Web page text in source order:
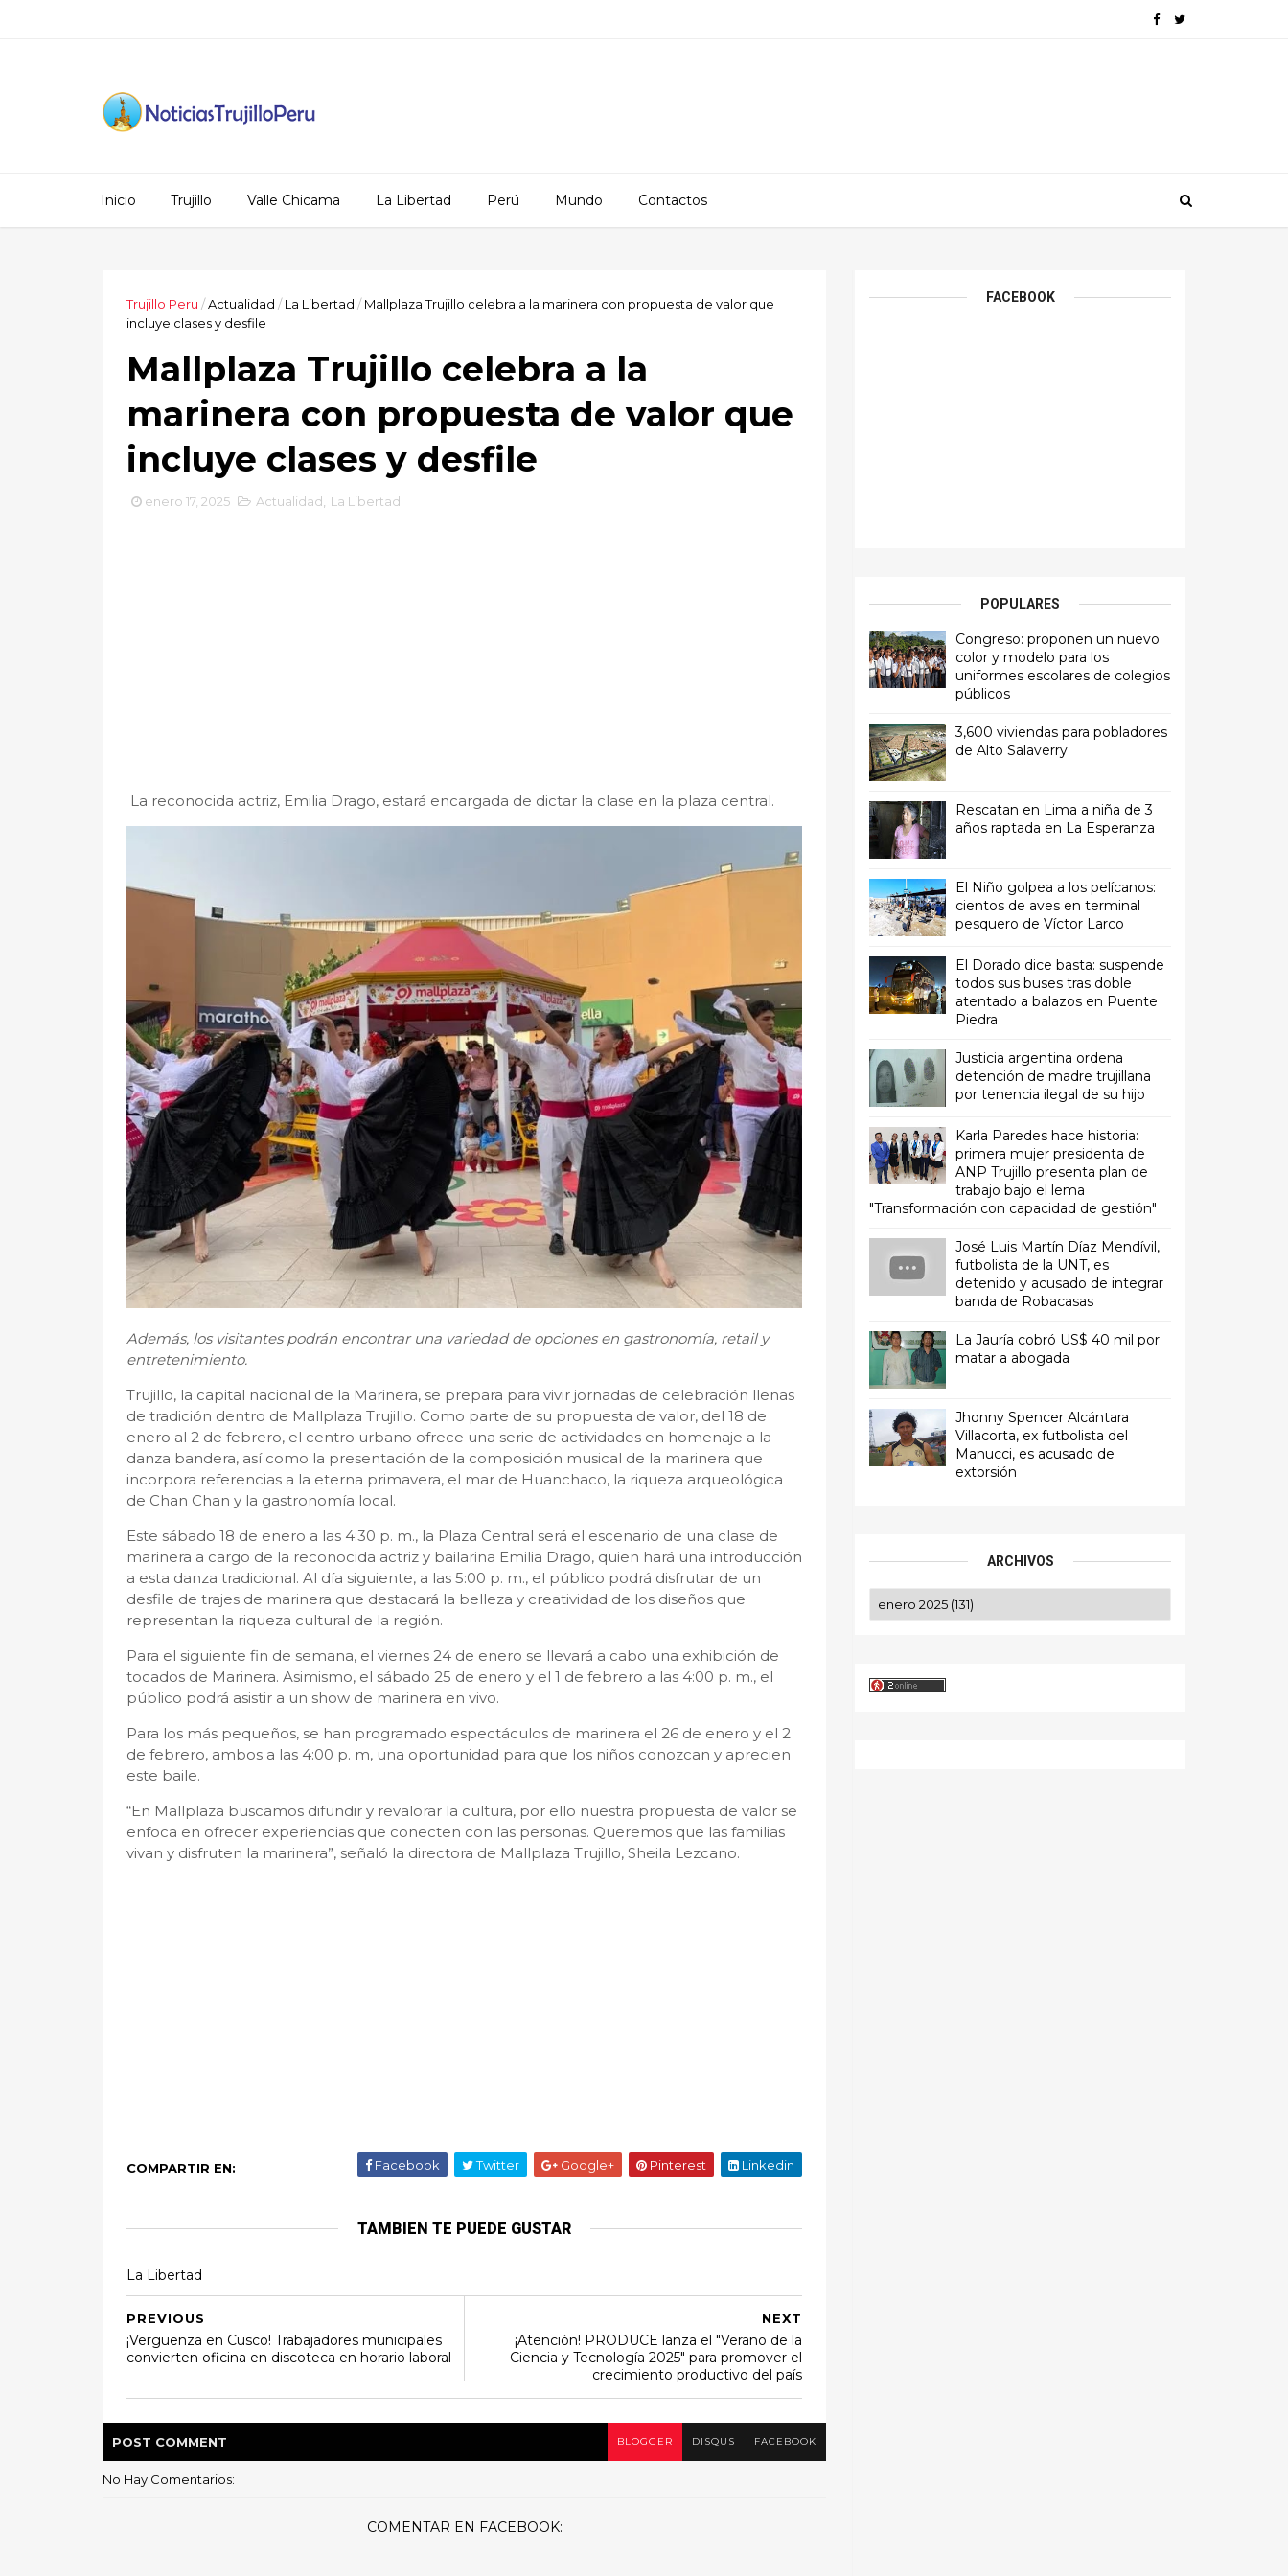
Inicio Trujillo Valle Chicama La Libertad Perú Mundo Contactos
Trujillo Peru /Actualidad / La Libertad / Mallplaza Trujillo celebra a la marinera con propuesta de valor que
incluye clases y desfile
Mallplaza Trujillo celebra a la
marinera con propuesta de valor que
incluye clases y desfile
enero 17, 2025 Actualidad La Libertad
La reconocida actriz, Emilia Drago, estará encargada de dictar la clase en la plaza central.
Además, los visitantes podrán encontrar una variedad de opciones en gastronomía, retail y
entretenimiento.
Trujillo, la capital nacional de la Marinera, se prepara para vivir jornadas de celebración llenas
de tradición dentro de Mallplaza Trujillo. Como parte de su propuesta de valor, del 18 de
enero al 2 de febrero, el centro urbano ofrece una serie de actividades en homenaje a la
danza bandera, así como la presentación de la composición musical de la marinera que
incorpora referencias a la eterna primavera, el mar de Huanchaco, la riqueza arqueológica
de Chan Chan y la gastronomía local.
Este sábado 18 de enero a las 4:30 p. m., la Plaza Central será el escenario de una clase de
marinera a cargo de la reconocida actriz y bailarina Emilia Drago, quien hará una introducción
a esta danza tradicional. Al día siguiente, a las 5:00 p. m., el público podrá disfrutar de un
desfile de trajes de marinera que destacará la belleza y creatividad de los diseños que
representan la riqueza cultural de la región.
Para el siguiente fin de semana, el viernes 24 de enero se llevará a cabo una exhibición de
tocados de Marinera. Asimismo, el sábado 25 de enero y el 1 de febrero a las 4:00 p. m., el
público podrá asistir a un show de marinera en vivo.
Para los más pequeños, se han programado espectáculos de marinera el 26 de enero y el 2
de febrero, ambos a las 4:00 p. m, una oportunidad para que los niños conozcan y aprecien
este baile.
“En Mallplaza buscamos difundir y revalorar la cultura, por ello nuestra propuesta de valor se
enfoca en ofrecer experiencias que conecten con las personas. Queremos que las familias
vivan y disfruten la marinera”, señaló la directora de Mallplaza Trujillo, Sheila Lezcano.
COMPARTIR EN: Facebook Twitter Google+ Pinterest Linkedin
TAMBIEN TE PUEDE GUSTAR
La Libertad
NEXT
¡Atención! PRODUCE lanza el "Verano de la
Ciencia y Tecnología 2025" para promover el
crecimiento productivo del país
PREVIOUS
¡Vergüenza en Cusco! Trabajadores municipales
convierten oficina en discoteca en horario laboral
POST COMMENT BLOGGER DISQUS FACEBOOK
No Hay Comentarios:
COMENTAR EN FACEBOOK:
FACEBOOK
POPULARES
Congreso: proponen un nuevo
color y modelo para los
uniformes escolares de colegios
públicos
3,600 viviendas para pobladores
de Alto Salaverry
Rescatan en Lima a niña de 3
años raptada en La Esperanza
El Niño golpea a los pelícanos:
cientos de aves en terminal
pesquero de Víctor Larco
El Dorado dice basta: suspende
todos sus buses tras doble
atentado a balazos en Puente
Piedra
Justicia argentina ordena
detención de madre trujillana
por tenencia ilegal de su hijo
Karla Paredes hace historia:
primera mujer presidenta de
ANP Trujillo presenta plan de
trabajo bajo el lema
"Transformación con capacidad de gestión"
José Luis Martín Díaz Mendívil,
futbolista de la UNT, es
detenido y acusado de integrar
banda de Robacasas
La Jauría cobró US$ 40 mil por
matar a abogada
Jhonny Spencer Alcántara
Villacorta, ex futbolista del
Manucci, es acusado de
extorsión
ARCHIVOS